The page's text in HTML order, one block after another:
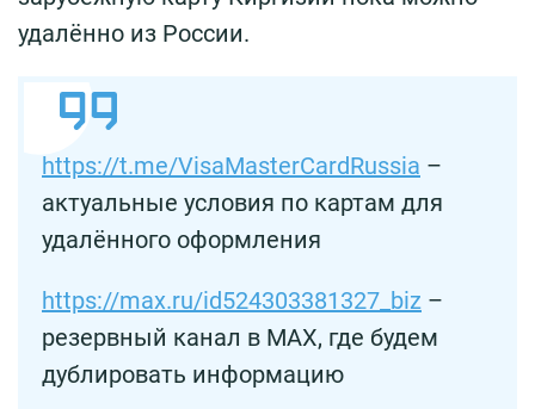
удалённо из России.
https://t.me/VisaMasterCardRussia –
актуальные условия по картам для
удалённого оформления
https://max.ru/id524303381327_biz –
резервный канал в MAX, где будем
дублировать информацию